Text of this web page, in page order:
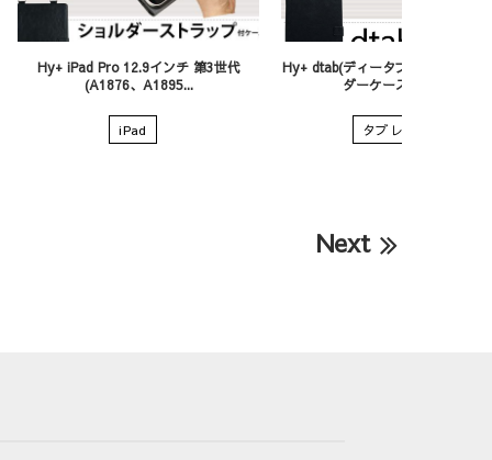
Hy+ iPad Pro 12.9インチ 第3世代
(A1876、A1895...
iPad
Hy+ dtab(ディータブ) d-01K PU
ダーケース ブラッ...
タブレット
Next